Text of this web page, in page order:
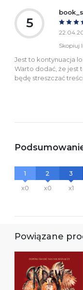
5
Skopiuj
Jest to kontynuacja
Warto dodać, że jest
będę streszczać
1
x0
2
x0
3
x1
Powiązane